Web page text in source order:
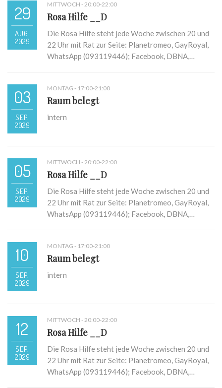
29
AUG.
2029
MITTWOCH - 20:00-22:00
Rosa Hilfe __D
Die Rosa Hilfe steht jede Woche zwischen 20 und
22 Uhr mit Rat zur Seite: Planetromeo, GayRoyal,
WhatsApp (093119446); Facebook, DBNA,…
03
SEP.
2029
MONTAG - 17:00-21:00
Raum belegt
intern
05
SEP.
2029
MITTWOCH - 20:00-22:00
Rosa Hilfe __D
Die Rosa Hilfe steht jede Woche zwischen 20 und
22 Uhr mit Rat zur Seite: Planetromeo, GayRoyal,
WhatsApp (093119446); Facebook, DBNA,…
10
SEP.
2029
MONTAG - 17:00-21:00
Raum belegt
intern
12
SEP.
2029
MITTWOCH - 20:00-22:00
Rosa Hilfe __D
Die Rosa Hilfe steht jede Woche zwischen 20 und
22 Uhr mit Rat zur Seite: Planetromeo, GayRoyal,
WhatsApp (093119446); Facebook, DBNA,…